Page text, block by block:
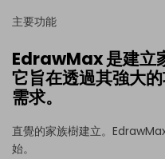
主要功能
EdrawMax 是建立
它旨在透過其強大
需求。
直覺的家族樹建立。
始。